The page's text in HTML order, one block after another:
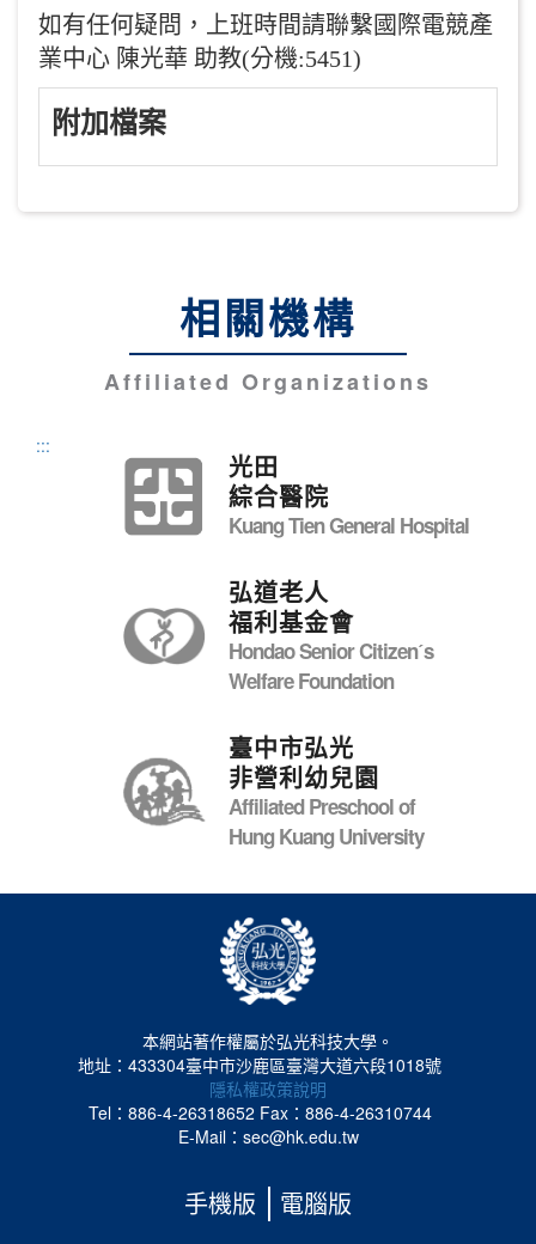
如有任何疑問，上班時間請聯繫國際電競產
業中心 陳光華 助教(分機:5451)
附加檔案
相關機構
Affiliated Organizations
:::
光田
綜合醫院
Kuang Tien General Hospital
弘道老人
福利基金會
Hondao Senior Citizenˊs
Welfare Foundation
臺中市弘光
非營利幼兒園
Affiliated Preschool of
Hung Kuang University
本網站著作權屬於弘光科技大學。
地址：433304臺中市沙鹿區臺灣大道六段1018號
隱私權政策說明
Tel：886-4-26318652 Fax：886-4-26310744
E-Mail：sec@hk.edu.tw
手機版 電腦版